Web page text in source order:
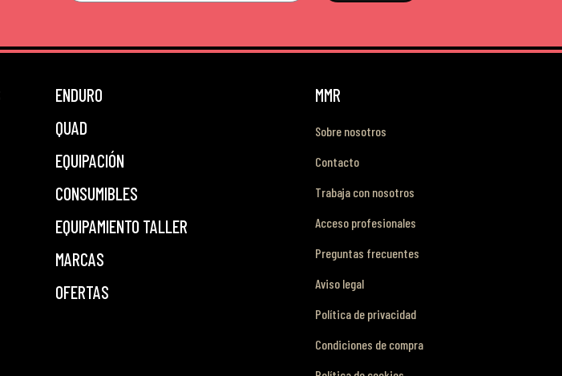
ENDURO
QUAD
EQUIPACIÓN
CONSUMIBLES
EQUIPAMIENTO TALLER
MARCAS
OFERTAS
MMR
Sobre nosotros
Contacto
Trabaja con nosotros
Acceso profesionales
Preguntas frecuentes
Aviso legal
Política de privacidad
Condiciones de compra